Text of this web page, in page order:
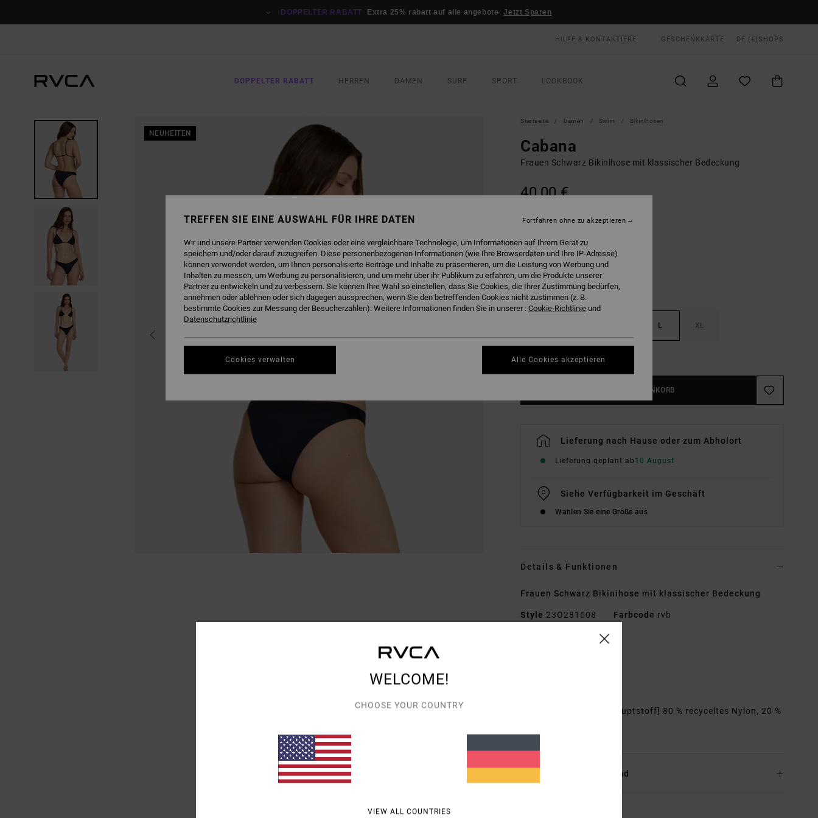
DOPPELTER RABATT Extra 25% rabatt auf alle angebote Jetzt Sparen
HILFE & KONTAKTIERE GESCHENKKARTE DE (€) SHOPS
DOPPELTER RABATT HERREN DAMEN SURF SPORT LOOKBOOK
NEUHEITEN
Startseite Damen Swim Bikinihosen
Cabana
Frauen Schwarz Bikinihose mit klassischer Bedeckung
40,00 €
L XL
Größentabelle Ansehen
IN DEN WARENKORB
Lieferung nach Hause oder zum Abholort
Lieferung geplant ab 10 August
Siehe Verfügbarkeit im Geschäft
Wählen Sie eine Größe aus
Details & Funktionen
Frauen Schwarz Bikinihose mit klassischer Bedeckung
Style 23O281608 Farbcode rvb
[Hauptstoff] 80 % recyceltes Nylon, 20 %
Versand & Rückversand
WELCOME!
CHOOSE YOUR COUNTRY
VIEW ALL COUNTRIES
TREFFEN SIE EINE AUSWAHL FÜR IHRE DATEN
Wir und unsere Partner verwenden Cookies oder eine vergleichbare Technologie, um Informationen auf Ihrem Gerät zu
speichern und/oder darauf zuzugreifen. Diese personenbezogenen Informationen (wie Ihre Browserdaten und Ihre IP-Adresse)
können verwendet werden, um Ihnen personalisierte Beiträge und Inhalte zu präsentieren, um die Leistung von Werbung und
Inhalten zu messen, um Werbung zu personalisieren, und um mehr über ihr Publikum zu erfahren, um die Produkte unserer
Partner zu entwickeln und zu verbessern. Sie können Ihre Wahl so einstellen, dass Sie Cookies, die Ihrer Zustimmung bedürfen,
annehmen oder ablehnen oder sich dagegen aussprechen, wenn Sie den betreffenden Cookies nicht zustimmen (z. B.
bestimmte Cookies zur Messung der Besucherzahlen). Weitere Informationen finden Sie in unserer : Cookie-Richtlinie und
Datenschutzrichtlinie
Cookies verwalten
Fortfahren ohne zu akzeptieren
Alle Cookies akzeptieren